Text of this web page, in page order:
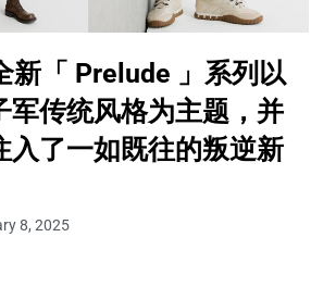
新「 Prelude 」系列以
军传统风格为主题，并
入了一如既往的叛逆新
8, 2025